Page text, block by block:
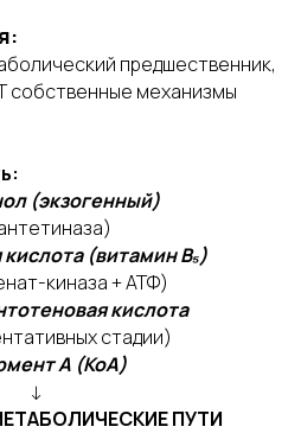
предшественник,
механизмы
(экзогенный)
(витамин B₅)
киназа + АТФ)
кислота
стадии)
А (КоА)
↓
ПУТИ